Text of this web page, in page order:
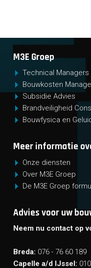
M3E Groep
Technical
Bouwkosten
Subsidie Advies
Brandveiligheid
Bouwfysica en
Meer informatie
Onze diensten
Over M3E Groep
De M3E Groep
Advies voor uw
Neem nu contact op
Breda: 076 - 76 60 189
Capelle a/d IJssel: